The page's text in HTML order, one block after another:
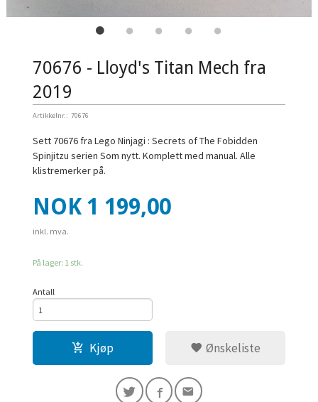
70676 - Lloyd's Titan Mech fra
2019
Artikkelnr.: 70676
Sett 70676 fra Lego Ninjagi : Secrets of The Fobidden
Spinjitzu serien Som nytt. Komplett med manual. Alle
klistremerker på.
Pris
NOK 1 199,00
inkl. mva.
På lager: 1 stk.
Antall
Kjøp Ønskeliste